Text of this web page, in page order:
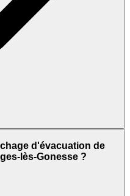
d'évacuation de
lès-Gonesse ?